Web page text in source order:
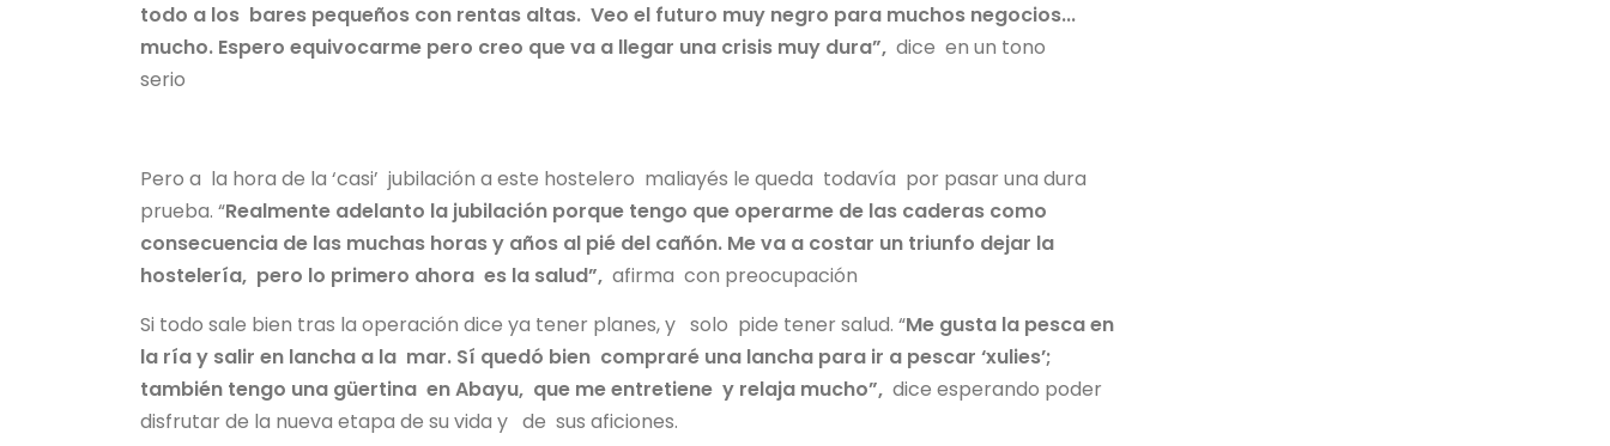
todo a los bares pequeños con rentas altas. Veo el futuro muy negro para muchos negocios...
mucho. Espero equivocarme pero creo que va a llegar una crisis muy dura”, dice en un tono
serio
Pero a la hora de la ‘casi’ jubilación a este hostelero maliayés le queda todavía por pasar una dura
prueba. “Realmente adelanto la jubilación porque tengo que operarme de las caderas como
consecuencia de las muchas horas y años al pié del cañón. Me va a costar un triunfo dejar la
hostelería, pero lo primero ahora es la salud”, afirma con preocupación
Si todo sale bien tras la operación dice ya tener planes, y solo pide tener salud. “Me gusta la pesca en
la ría y salir en lancha a la mar. Sí quedó bien compraré una lancha para ir a pescar ‘xulies’;
también tengo una güertina en Abayu, que me entretiene y relaja mucho”, dice esperando poder
disfrutar de la nueva etapa de su vida y de sus aficiones.